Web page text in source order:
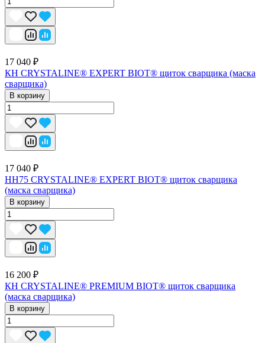
17 040 ₽
КН CRYSTALINE® EXPERT BIOT® щиток сварщика (маска
сварщика)
В корзину
17 040 ₽
НН75 CRYSTALINE® EXPERT BIOT® щиток сварщика
(маска сварщика)
В корзину
16 200 ₽
КН CRYSTALINE® PREMIUM BIOT® щиток сварщика
(маска сварщика)
В корзину